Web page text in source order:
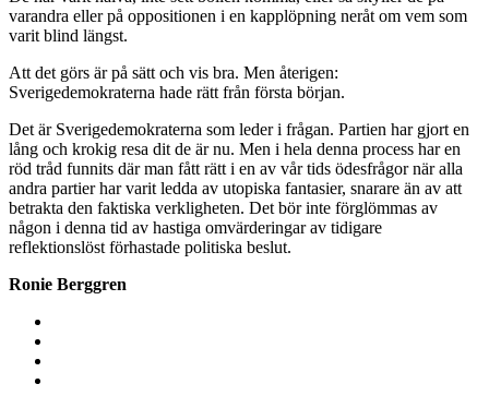
varandra eller på oppositionen i en kapplöpning neråt om vem som
varit blind längst.
Att det görs är på sätt och vis bra. Men återigen:
Sverigedemokraterna hade rätt från första början.
Det är Sverigedemokraterna som leder i frågan. Partien har gjort en
lång och krokig resa dit de är nu. Men i hela denna process har en
röd tråd funnits där man fått rätt i en av vår tids ödesfrågor när alla
andra partier har varit ledda av utopiska fantasier, snarare än av att
betrakta den faktiska verkligheten. Det bör inte förglömmas av
någon i denna tid av hastiga omvärderingar av tidigare
reflektionslöst förhastade politiska beslut.
Ronie Berggren